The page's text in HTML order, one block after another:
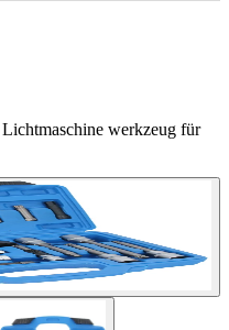
werkzeug für